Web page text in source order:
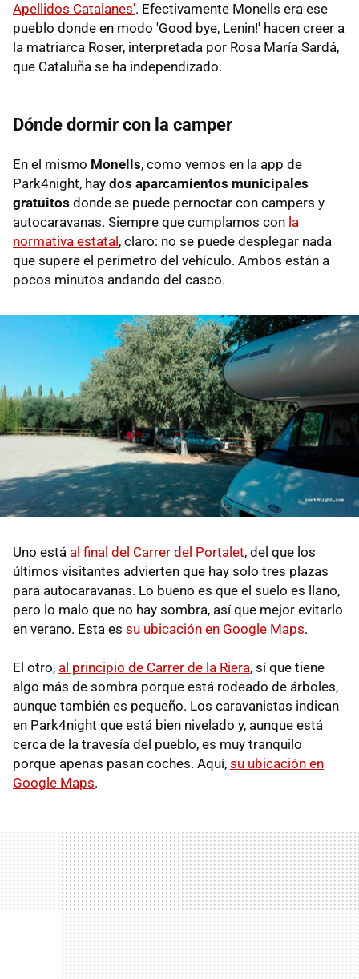
Apellidos Catalanes'. Efectivamente Monells era ese
pueblo donde en modo 'Good bye, Lenin!' hacen creer a
la matriarca Roser, interpretada por Rosa María Sardá,
que Cataluña se ha independizado.
Dónde dormir con la camper
En el mismo Monells, como vemos en la app de
Park4night, hay dos aparcamientos municipales
gratuitos donde se puede pernoctar con campers y
autocaravanas. Siempre que cumplamos con la
normativa estatal , claro: no se puede desplegar nada
que supere el perímetro del vehículo. Ambos están a
pocos minutos andando del casco.
Uno está al final del Carrer del Portalet, del que los
últimos visitantes advierten que hay solo tres plazas
para autocaravanas. Lo bueno es que el suelo es llano,
pero lo malo que no hay sombra, así que mejor evitarlo
en verano. Esta es su ubicación en Google Maps.
El otro, al principio de Carrer de la Riera, sí que tiene
algo más de sombra porque está rodeado de árboles,
aunque también es pequeño. Los caravanistas indican
en Park4night que está bien nivelado y, aunque está
cerca de la travesía del pueblo, es muy tranquilo
porque apenas pasan coches. Aquí, su ubicación en
Google Maps.